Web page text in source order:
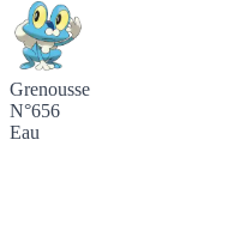
Grenousse
N°656
Eau